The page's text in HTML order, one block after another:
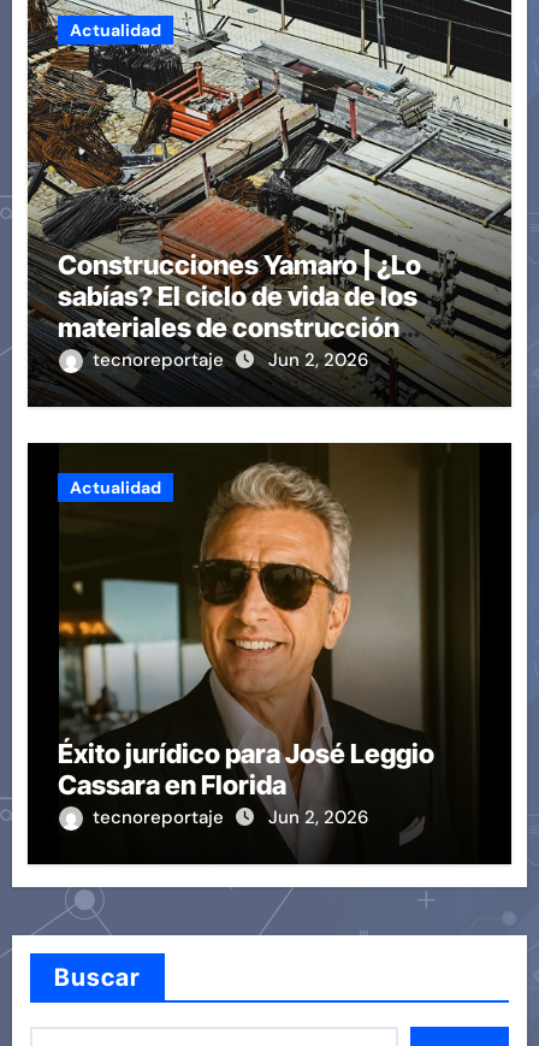
Actualidad
Construcciones Yamaro | ¿Lo
sabías? El ciclo de vida de los
materiales de construcción
revoluciona eficiencia en
proyectos modernos
tecnoreportaje Jun 2, 2026
Actualidad
Éxito jurídico para José Leggio
Cassara en Florida
tecnoreportaje Jun 2, 2026
Buscar